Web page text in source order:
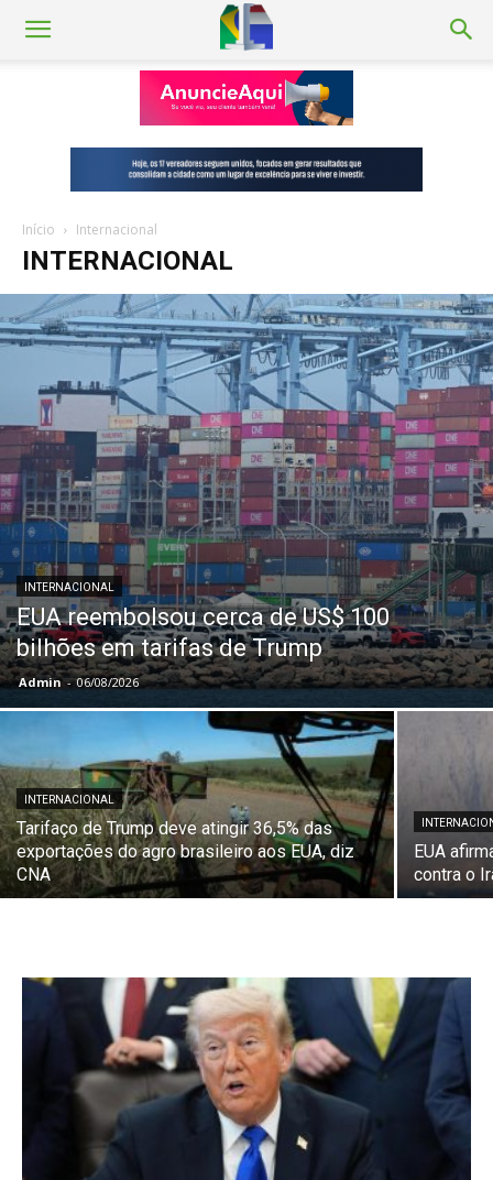
Início Internacional
INTERNACIONAL
INTERNACIONAL
EUA reembolsou cerca de US$ 100
bilhões em tarifas de Trump
Admin - 06/08/2026
INTERNACIONAL
Tarifaço de Trump deve atingir 36,5% das
exportações do agro brasileiro aos EUA, diz
CNA
EUA
contra o